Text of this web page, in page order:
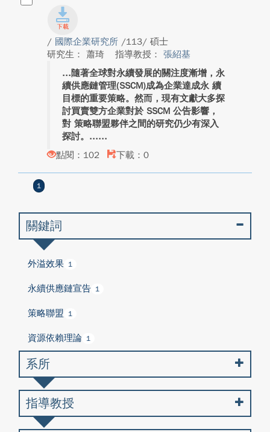
/ 國際企業研究所 /113/ 碩士
研究生： 蕭琦
指導教授： 張紹基
隨著全球對永續發展的關注度漸增，永
續供應鏈管理(SSCM)成為企業達成永 續
目標的重要策略。然而，現有文獻大多探
討買賣雙方企業對於 SSCM 公告影響，
對 策略聯盟夥伴之間的研究仍少有深入
探討。...
點閱：102
下載：0
1
關鍵詞
外溢效果 1
永續供應鏈宣告 1
策略聯盟 1
資源依賴理論 1
系所
指導教授